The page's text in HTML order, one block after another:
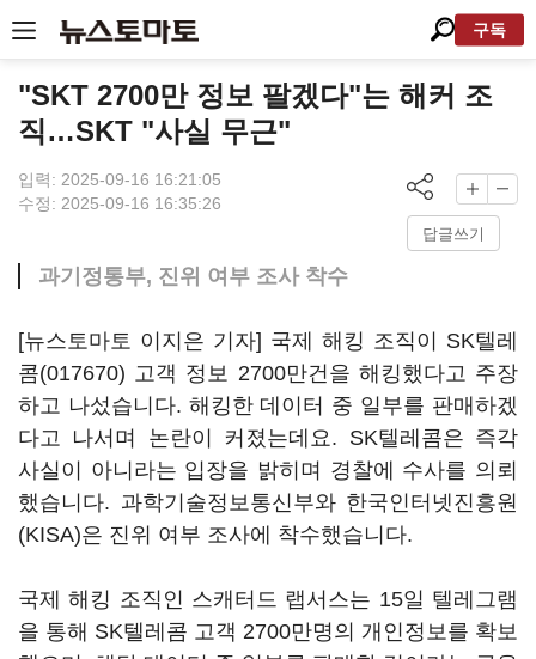
구독
"SKT 2700만 정보 팔겠다"는 해커 조
직…SKT "사실 무근"
입력: 2025-09-16 16:21:05
수정: 2025-09-16 16:35:26
답글쓰기
과기정통부, 진위 여부 조사 착수
[뉴스토마토 이지은 기자] 국제 해킹 조직이 SK텔레
콤(017670) 고객 정보 2700만건을 해킹했다고 주장
하고 나섰습니다. 해킹한 데이터 중 일부를 판매하겠
다고 나서며 논란이 커졌는데요. SK텔레콤은 즉각
사실이 아니라는 입장을 밝히며 경찰에 수사를 의뢰
했습니다. 과학기술정보통신부와 한국인터넷진흥원
(KISA)은 진위 여부 조사에 착수했습니다.
국제 해킹 조직인 스캐터드 랩서스는 15일 텔레그램
을 통해 SK텔레콤 고객 2700만명의 개인정보를 확보